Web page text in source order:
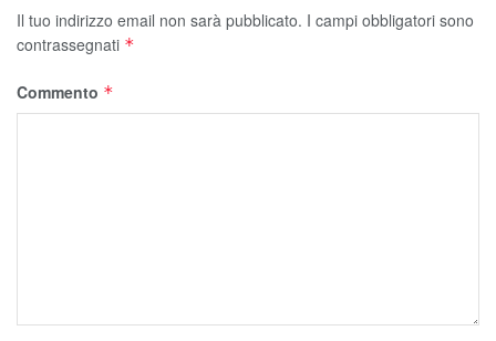
Il tuo indirizzo email non sarà pubblicato. I campi obbligatori sono
contrassegnati *
Commento *